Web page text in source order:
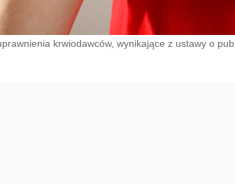
krwiodawców, wynikające z ustawy o